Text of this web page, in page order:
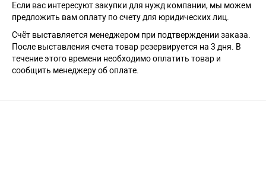
Если вас интересуют закупки для нужд компании, мы можем
предложить вам оплату по счету для юридических лиц.
Счёт выставляется менеджером при подтверждении заказа.
После выставления счета товар резервируется на 3 дня. В
течение этого времени необходимо оплатить товар и
сообщить менеджеру об оплате.